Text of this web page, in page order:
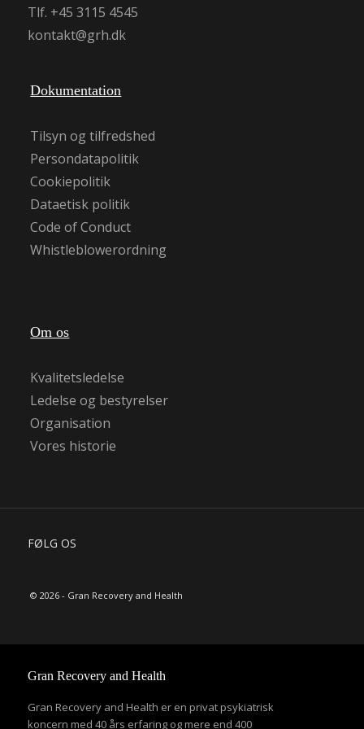
Tlf. +45 3115 4545
kontakt@grh.dk
Dokumentation
Tilsyn og tilfredshed
Persondatapolitik
Cookiepolitik
Dataetisk politik
Code of Conduct
Whistleblowerordning
Om os
Kvalitetsledelse
Ledelse og bestyrelser
Organisation
Vores historie
FØLG OS
© 2026 - Gran Recovery and Health
Gran Recovery and Health
Gran Recovery and Health er en privat psykiatrisk
koncern med 40 års erfaring og mere end 400